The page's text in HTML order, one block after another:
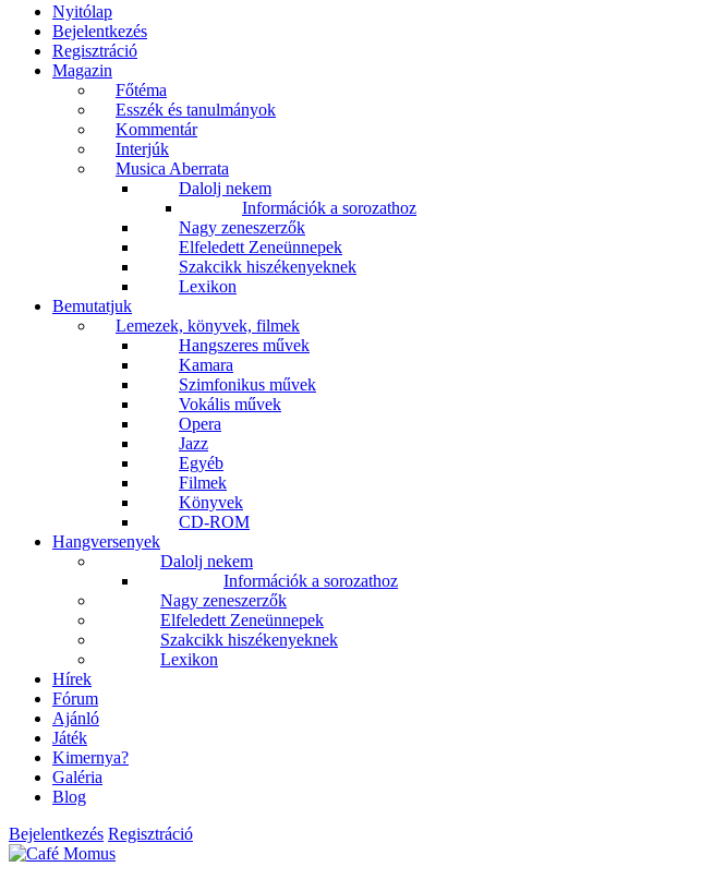
Nyitólap
Bejelentkezés
Regisztráció
Magazin
Főtéma
Esszék és tanulmányok
Kommentár
Interjúk
Musica Aberrata
Dalolj nekem
Információk a sorozathoz
Nagy zeneszerzők
Elfeledett Zeneünnepek
Szakcikk hiszékenyeknek
Lexikon
Bemutatjuk
Lemezek, könyvek, filmek
Hangszeres művek
Kamara
Szimfonikus művek
Vokális művek
Opera
Jazz
Egyéb
Filmek
Könyvek
CD-ROM
Hangversenyek
Dalolj nekem
Információk a sorozathoz
Nagy zeneszerzők
Elfeledett Zeneünnepek
Szakcikk hiszékenyeknek
Lexikon
Hírek
Fórum
Ajánló
Játék
Kimernya?
Galéria
Blog
Bejelentkezés Regisztráció